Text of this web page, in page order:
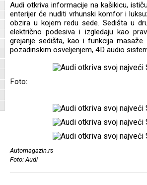
Audi otkriva informacije na kašikicu,
enterijer će nuditi vrhunski komfor i
obzira u kojem redu sede. Sedišta u
električno podesiva i izgledaju kao
grejanje sedišta, kao i funkcija
pozadinskim osveljenjem, 4D audio
Foto:
Automagazin.rs
Foto: Audi